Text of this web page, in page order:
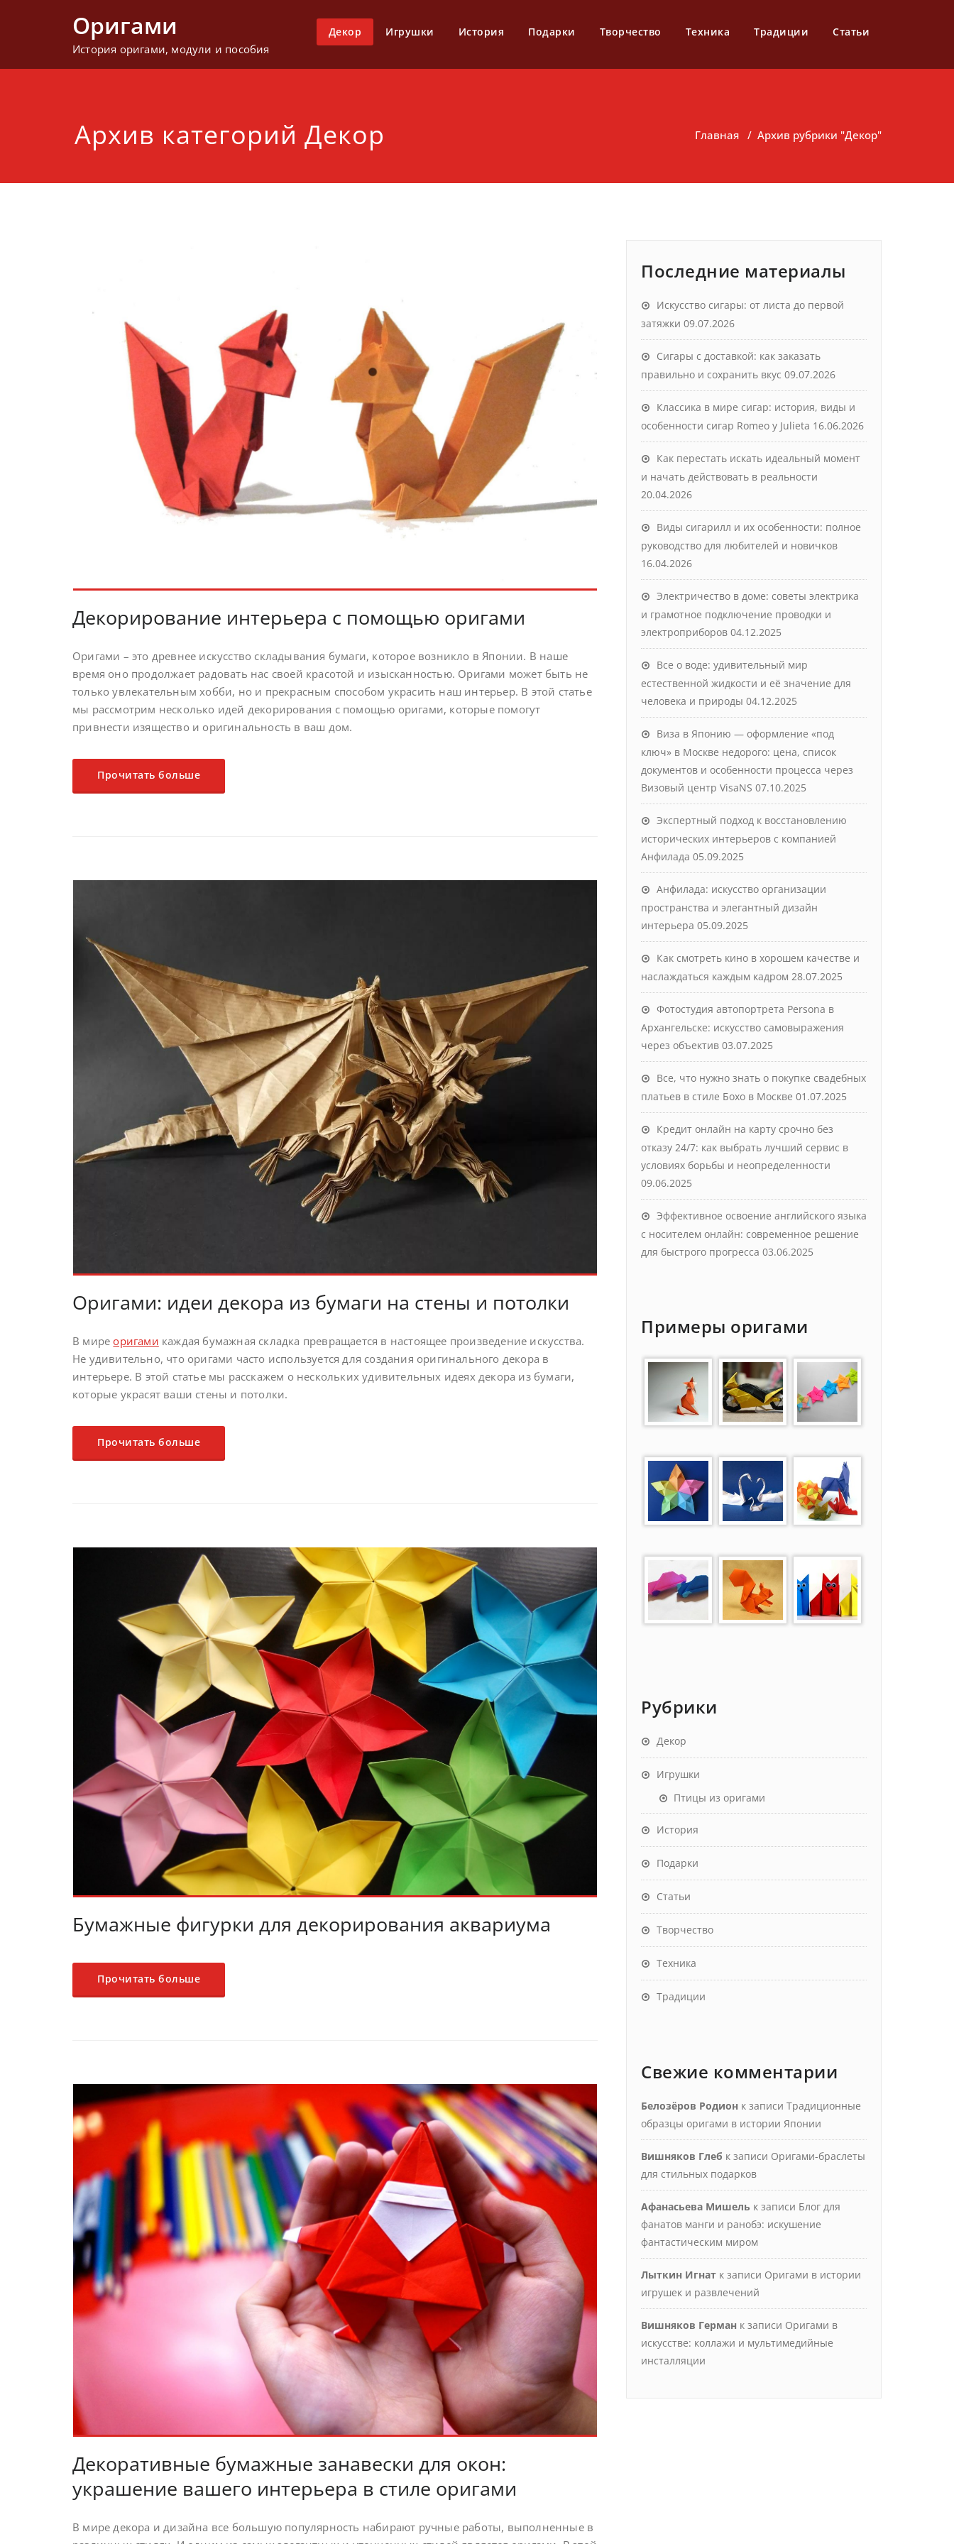
Оригами
История оригами, модули и пособия
Декор Игрушки История Подарки Творчество Техника Традиции Статьи
Архив категорий Декор Главная / Архив рубрики "Декор"
Декорирование интерьера с помощью оригами
Оригами – это древнее искусство складывания бумаги, которое возникло в Японии. В наше
время оно продолжает радовать нас своей красотой и изысканностью. Оригами может быть не
только увлекательным хобби, но и прекрасным способом украсить наш интерьер. В этой статье
мы рассмотрим несколько идей декорирования с помощью оригами, которые помогут
привнести изящество и оригинальность в ваш дом.
Прочитать больше
Оригами: идеи декора из бумаги на стены и потолки
В миреоригами каждая бумажная складка превращается в настоящее произведение искусства.
Не удивительно, что оригами часто используется для создания оригинального декора в
интерьере. В этой статье мы расскажем о нескольких удивительных идеях декора из бумаги,
которые украсят ваши стены и потолки.
Прочитать больше
Бумажные фигурки для декорирования аквариума
Прочитать больше
Декоративные бумажные занавески для окон:
украшение вашего интерьера в стиле оригами
В мире декора и дизайна все большую популярность набирают ручные работы, выполненные в
Последние материалы
Искусство сигары: от листа до первой
затяжки 09.07.2026
Сигары с доставкой: как заказать
правильно и сохранить вкус 09.07.2026
Классика в мире сигар: история, виды и
особенности сигар Romeo y Julieta 16.06.2026
Как перестать искать идеальный момент
и начать действовать в реальности
20.04.2026
Виды сигарилл и их особенности: полное
руководство для любителей и новичков
16.04.2026
Электричество в доме: советы электрика
и грамотное подключение проводки и
электроприборов 04.12.2025
Все о воде: удивительный мир
естественной жидкости и её значение для
человека и природы 04.12.2025
Виза в Японию — оформление «под
ключ» в Москве недорого: цена, список
документов и особенности процесса через
Визовый центр VisaNS 07.10.2025
Экспертный подход к восстановлению
исторических интерьеров с компанией
Анфилада 05.09.2025
Анфилада: искусство организации
пространства и элегантный дизайн
интерьера 05.09.2025
Как смотреть кино в хорошем качестве и
наслаждаться каждым кадром 28.07.2025
Фотостудия автопортрета Persona в
Архангельске: искусство самовыражения
через объектив 03.07.2025
Все, что нужно знать о покупке свадебных
платьев в стиле Бохо в Москве 01.07.2025
Кредит онлайн на карту срочно без
отказу 24/7: как выбрать лучший сервис в
условиях борьбы и неопределенности
09.06.2025
Эффективное освоение английского языка
с носителем онлайн: современное решение
для быстрого прогресса 03.06.2025
Примеры оригами
Рубрики
Декор
Игрушки
Птицы из оригами
История
Подарки
Статьи
Творчество
Техника
Традиции
Свежие комментарии
Белозёров Родион к записи Традиционные
образцы оригами в истории Японии
Вишняков Глеб к записи Оригами-браслеты
для стильных подарков
Афанасьева Мишель к записи Блог для
фанатов манги и ранобэ: искушение
фантастическим миром
Лыткин Игнат к записи Оригами в истории
игрушек и развлечений
Вишняков Герман к записи Оригами в
искусстве: коллажи и мультимедийные
инсталляции